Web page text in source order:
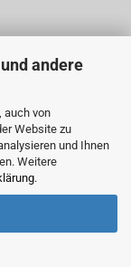
andere
auch von
Website zu
und Ihnen
Weitere
.